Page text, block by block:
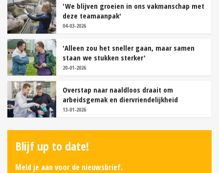
'We blijven groeien in ons vakmanschap met
deze teamaanpak'
04-03-2026
'Alleen zou het sneller gaan, maar samen
staan we stukken sterker'
20-01-2026
Overstap naar naaldloos draait om
arbeidsgemak en diervriendelijkheid
13-01-2026
Blijf up to date!
Meld je aan voor de nieuwsbrief.